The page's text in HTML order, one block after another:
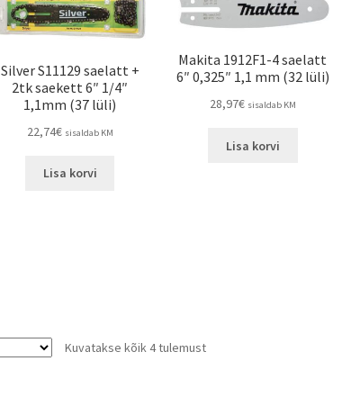
Silver S11129 saelatt +
2tk saekett 6″ 1/4″
1,1mm (37 lüli)
22,74€ sisaldab KM
Lisa korvi
Makita 1912F1-4 saelatt
6″ 0,325″ 1,1 mm (32 lüli)
28,97€ sisaldab KM
Lisa korvi
Kuvatakse kõik 4 tulemust